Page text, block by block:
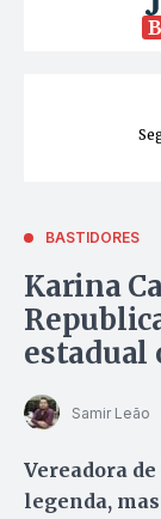
BASTIDORES
Karina
estadual
Samir Leão
Vereadora
legenda,